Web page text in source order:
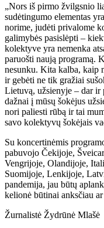
„Nors iš pirmo žvilgsnio
sudėtingumo elementas
norime, judėti privalome
galimybės pasislėpti –
kolektyve yra nemenka
paruošti naują programą.
nesunku. Kita kalba, kaip
ir gebėti ne tik gražiai
Lietuvą, užsienyje – dar ir
dažnai į mūsų šokėjus
nori paliesti rūbą ir tai
savo kolektyvų šokėjais
Su koncertinėmis
pabuvojo Čekijoje,
Vengrijoje, Olandijoje,
Suomijoje, Lenkijoje,
pandemija, jau būtų
kelionė būtinai anksčiau
Žurnalistė Žydrūnė Mlašė